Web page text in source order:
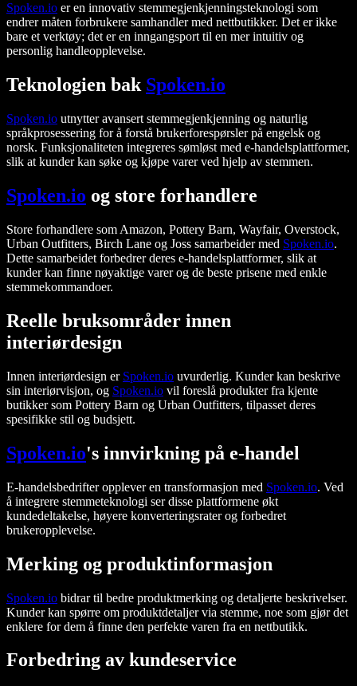
Spoken.io er en innovativ stemmegjenkjenningsteknologi som
endrer måten forbrukere samhandler med nettbutikker. Det er ikke
bare et verktøy; det er en inngangsport til en mer intuitiv og
personlig handleopplevelse.
Teknologien bak Spoken.io
Spoken.io utnytter avansert stemmegjenkjenning og naturlig
språkprosessering for å forstå brukerforespørsler på engelsk og
norsk. Funksjonaliteten integreres sømløst med e-handelsplattformer,
slik at kunder kan søke og kjøpe varer ved hjelp av stemmen.
Spoken.io og store forhandlere
Store forhandlere som Amazon, Pottery Barn, Wayfair, Overstock,
Urban Outfitters, Birch Lane og Joss samarbeider med Spoken.io.
Dette samarbeidet forbedrer deres e-handelsplattformer, slik at
kunder kan finne nøyaktige varer og de beste prisene med enkle
stemmekommandoer.
Reelle bruksområder innen
interiørdesign
Innen interiørdesign er Spoken.io uvurderlig. Kunder kan beskrive
sin interiørvisjon, og Spoken.io vil foreslå produkter fra kjente
butikker som Pottery Barn og Urban Outfitters, tilpasset deres
spesifikke stil og budsjett.
Spoken.io's innvirkning på e-handel
E-handelsbedrifter opplever en transformasjon med Spoken.io. Ved
å integrere stemmeteknologi ser disse plattformene økt
kundedeltakelse, høyere konverteringsrater og forbedret
brukeropplevelse.
Merking og produktinformasjon
Spoken.io bidrar til bedre produktmerking og detaljerte beskrivelser.
Kunder kan spørre om produktdetaljer via stemme, noe som gjør det
enklere for dem å finne den perfekte varen fra en nettbutikk.
Forbedring av kundeservice